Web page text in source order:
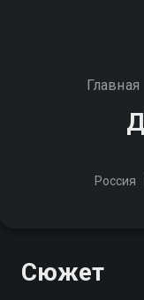
Главная
Россия
Сюжет